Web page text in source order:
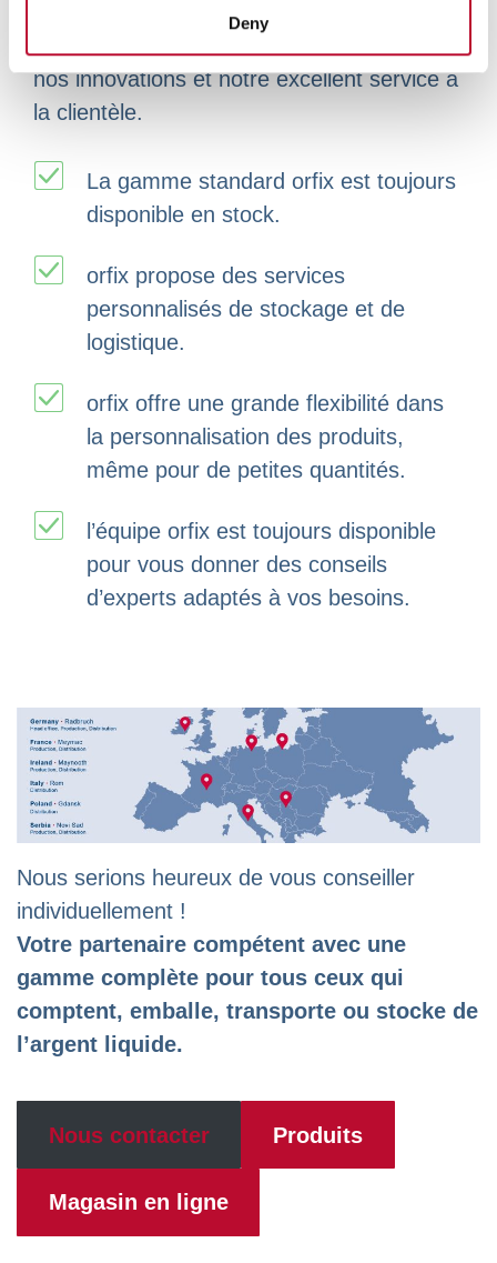
Deny
aux normes les plus élevées du marché et
nos innovations et notre excellent service à
la clientèle.
La gamme standard orfix est toujours
disponible en stock.
orfix propose des services
personnalisés de stockage et de
logistique.
orfix offre une grande flexibilité dans
la personnalisation des produits,
même pour de petites quantités.
l’équipe orfix est toujours disponible
pour vous donner des conseils
d’experts adaptés à vos besoins.
Nous serions heureux de vous conseiller
individuellement !
Votre partenaire compétent avec une
gamme complète pour tous ceux qui
comptent, emballe, transporte ou stocke de
l’argent liquide.
Nous contacter Produits
Magasin en ligne